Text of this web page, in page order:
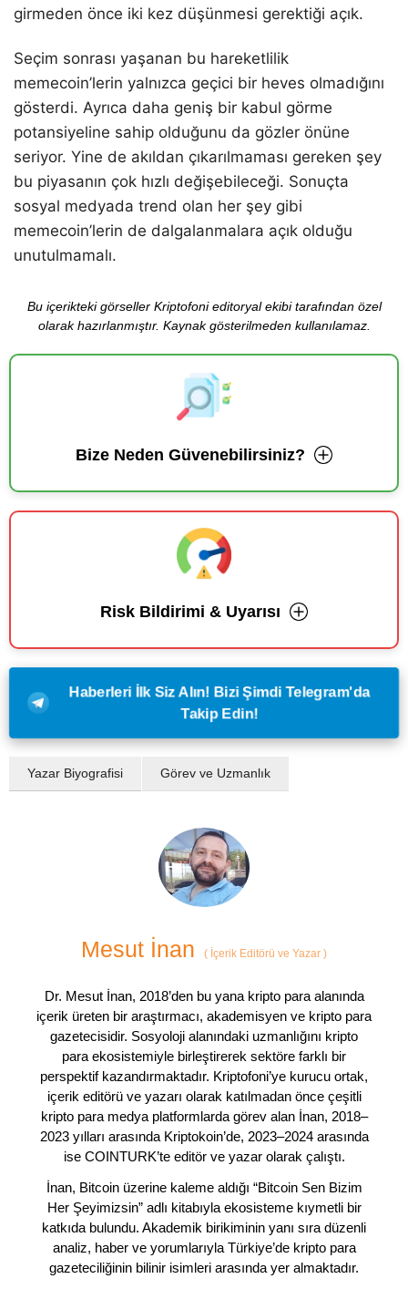
girmeden önce iki kez düşünmesi gerektiği açık.
Seçim sonrası yaşanan bu hareketlilik
memecoin’lerin yalnızca geçici bir heves olmadığını
gösterdi. Ayrıca daha geniş bir kabul görme
potansiyeline sahip olduğunu da gözler önüne
seriyor. Yine de akıldan çıkarılmaması gereken şey
bu piyasanın çok hızlı değişebileceği. Sonuçta
sosyal medyada trend olan her şey gibi
memecoin’lerin de dalgalanmalara açık olduğu
unutulmamalı.
Bu içerikteki görseller Kriptofoni editoryal ekibi tarafından özel
olarak hazırlanmıştır. Kaynak gösterilmeden kullanılamaz.
Bize Neden Güvenebilirsiniz?
Risk Bildirimi & Uyarısı
Haberleri İlk Siz Alın! Bizi Şimdi Telegram'da
Takip Edin!
Yazar Biyografisi Görev ve Uzmanlık
Mesut İnan ( İçerik Editörü ve Yazar )
Dr. Mesut İnan, 2018’den bu yana kripto para alanında
içerik üreten bir araştırmacı, akademisyen ve kripto para
gazetecisidir. Sosyoloji alanındaki uzmanlığını kripto
para ekosistemiyle birleştirerek sektöre farklı bir
perspektif kazandırmaktadır. Kriptofoni’ye kurucu ortak,
içerik editörü ve yazarı olarak katılmadan önce çeşitli
kripto para medya platformlarda görev alan İnan, 2018–
2023 yılları arasında Kriptokoin’de, 2023–2024 arasında
ise COINTURK’te editör ve yazar olarak çalıştı.
İnan, Bitcoin üzerine kaleme aldığı “Bitcoin Sen Bizim
Her Şeyimizsin” adlı kitabıyla ekosisteme kıymetli bir
katkıda bulundu. Akademik birikiminin yanı sıra düzenli
analiz, haber ve yorumlarıyla Türkiye’de kripto para
gazeteciliğinin bilinir isimleri arasında yer almaktadır.